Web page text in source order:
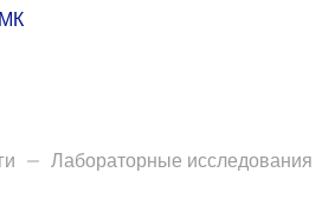
Лабораторные исследования